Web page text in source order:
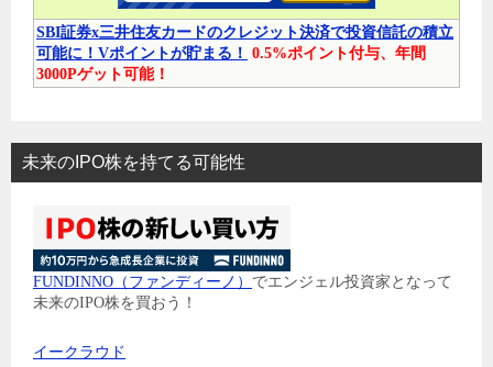
SBI証券x三井住友カードのクレジット決済で投資信託の積立
可能に！Vポイントが貯まる！ 0.5%ポイント付与、年間
3000Pゲット可能！
未来のIPO株を持てる可能性
FUNDINNO（ファンディーノ） でエンジェル投資家となって
未来のIPO株を買おう！
イークラウド